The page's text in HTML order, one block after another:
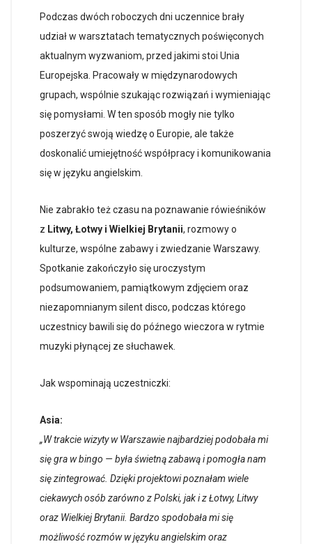
Podczas dwóch roboczych dni uczennice brały
udział w warsztatach tematycznych poświęconych
aktualnym wyzwaniom, przed jakimi stoi Unia
Europejska. Pracowały w międzynarodowych
grupach, wspólnie szukając rozwiązań i wymieniając
się pomysłami. W ten sposób mogły nie tylko
poszerzyć swoją wiedzę o Europie, ale także
doskonalić umiejętność współpracy i komunikowania
się w języku angielskim.
Nie zabrakło też czasu na poznawanie rówieśników
z Litwy, Łotwy i Wielkiej Brytanii, rozmowy o
kulturze, wspólne zabawy i zwiedzanie Warszawy.
Spotkanie zakończyło się uroczystym
podsumowaniem, pamiątkowym zdjęciem oraz
niezapomnianym silent disco, podczas którego
uczestnicy bawili się do późnego wieczora w rytmie
muzyki płynącej ze słuchawek.
Jak wspominają uczestniczki:
Asia:
„W trakcie wizyty w Warszawie najbardziej podobała mi
się gra w bingo — była świetną zabawą i pomogła nam
się zintegrować. Dzięki projektowi poznałam wiele
ciekawych osób zarówno z Polski, jak i z Łotwy, Litwy
oraz Wielkiej Brytanii. Bardzo spodobała mi się
możliwość rozmów w języku angielskim oraz